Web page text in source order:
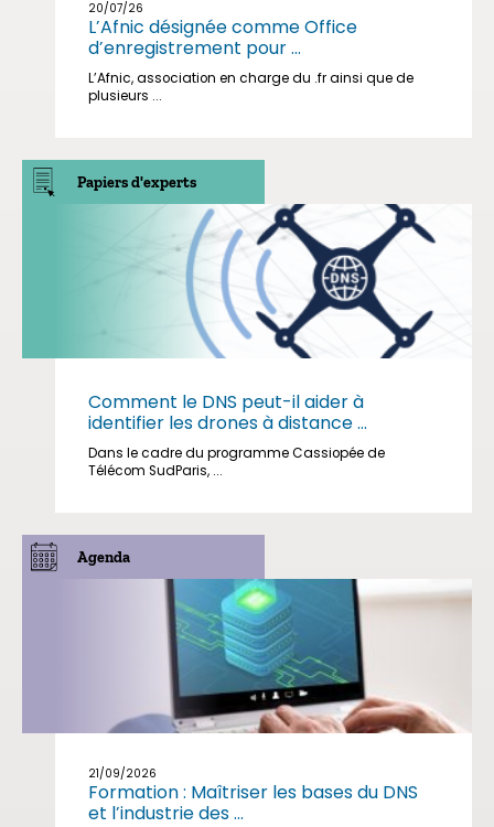
20/07/26
L’Afnic désignée comme Office
d’enregistrement pour ...
L’Afnic, association en charge du .fr ainsi que de
plusieurs ...
Papiers d'experts
Comment le DNS peut-il aider à
identifier les drones à distance ...
Dans le cadre du programme Cassiopée de
Télécom SudParis, ...
Agenda
21/09/2026
Formation : Maîtriser les bases du DNS
et l’industrie des ...